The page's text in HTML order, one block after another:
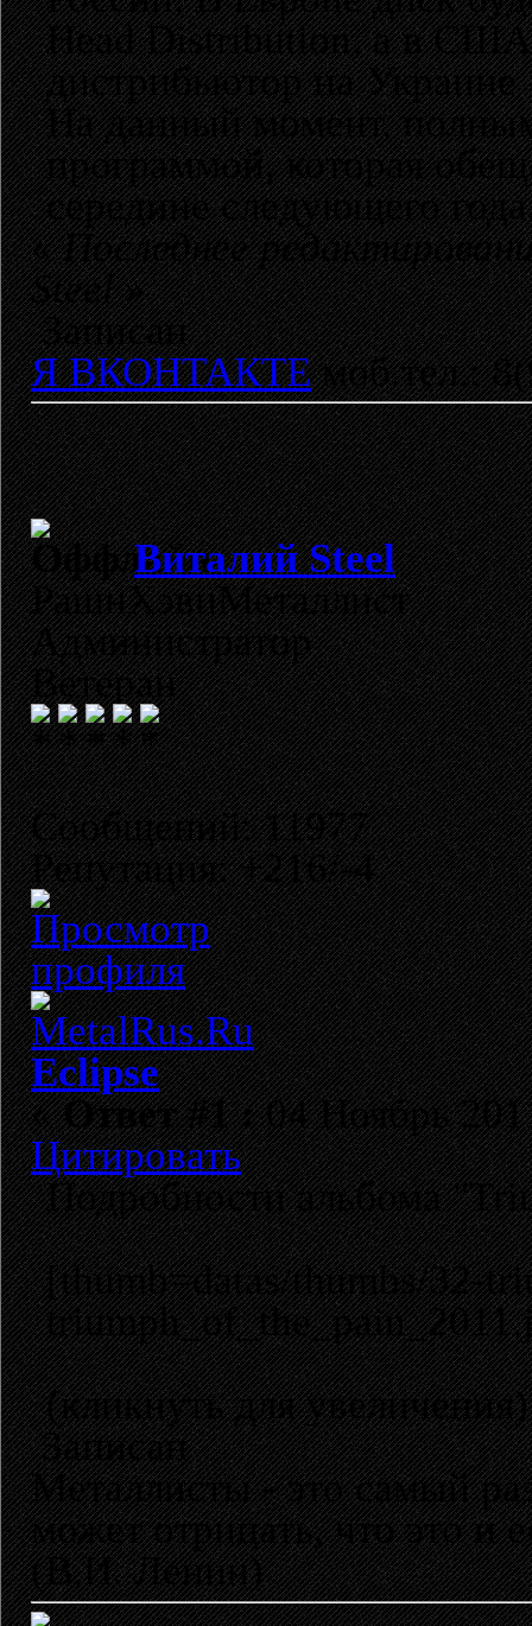
Head Distribution, а в США
дистрибьютор на
На данный момент,
программой, которая
середине следующего
«Последнее
Steel»
Записан
Я ВКОНТАКТЕмоб.тел.:
Виталий Steel
РашнХэвиМеталлист
Администратор
Ветеран
Сообщений: 11977
Репутация: +216/-4
Eclipse
«Ответ #1 :04 Ноябрь
Цитировать
Подробности альбома
[thumb=datas/thumbs/32-
(кликнуть для увеличения)
Записан
Металлисты - это самый
может отрицать, что это и
(В.И. Ленин)